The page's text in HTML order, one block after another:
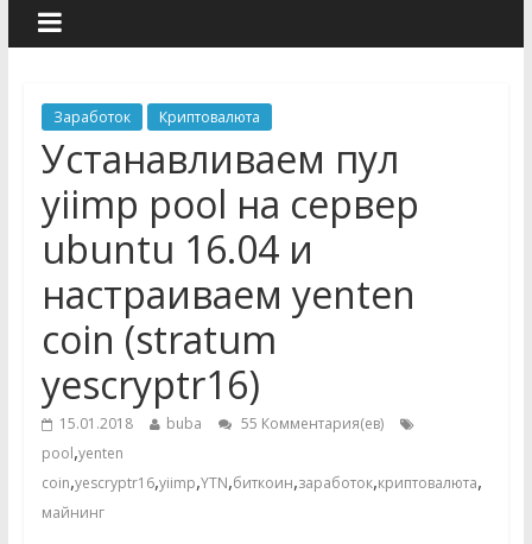
Заработок Криптовалюта
Устанавливаем пул
yiimp pool на сервер
ubuntu 16.04 и
настраиваем yenten
coin (stratum
yescryptr16)
15.01.2018 buba
55 Комментария(ев)
pool,yenten
coin,yescryptr16,yiimp,YTN,биткоин,заработок,криптовалюта,
майнинг